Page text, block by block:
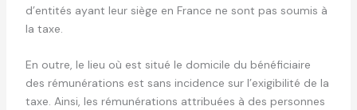
d’entités ayant leur siège en France ne sont pas soumis à
la taxe.
En outre, le lieu où est situé le domicile du bénéficiaire
des rémunérations est sans incidence sur l’exigibilité de la
taxe. Ainsi, les rémunérations attribuées à des personnes